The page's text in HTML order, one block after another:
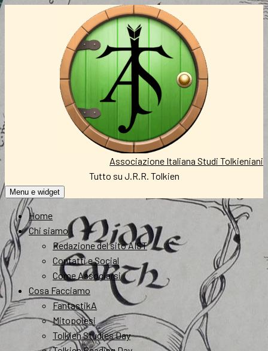
Associazione Italiana Studi Tolkieniani
Tutto su J.R.R. Tolkien
Menu e widget
Home
Chi siamo
Redazione del sito AIST
Contatti e Social
Come Associarsi
Cosa Facciamo
FantastikA
Mitopoiesi
Tolkien Studies Day